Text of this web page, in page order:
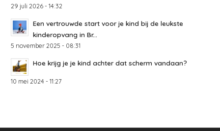
29 juli 2026 - 14:32
Een vertrouwde start voor je kind bij de leukste
kinderopvang in Br...
5 november 2025 - 08:31
Hoe krijg je je kind achter dat scherm vandaan?
10 mei 2024 - 11:27